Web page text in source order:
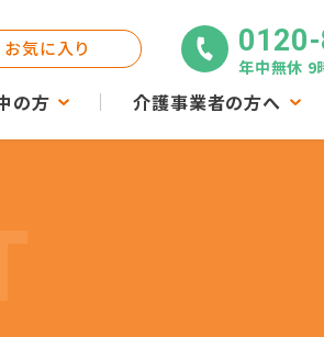
の方 介護事業者の方へ
お気に入り
年中無休 9